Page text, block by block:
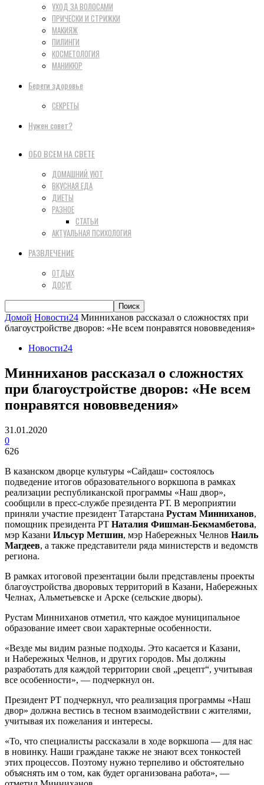
УХОД ЗА ВОЛОСАМИ
ПРИЧЕСКИ И СТРИЖКИ
МАКИЯЖ
ПИЛИНГИ
КОСМЕТОЛОГИЯ
МАНИКЮР
Береги здоровье
СЕКРЕТЫ
Нужен совет?
ОБО ВСЕМ НА СВЕТЕ
ДОМАШНИЙ УЮТ
ВКУСНАЯ ЕДА
ДИЕТЫ
РАЗНОЕ
СТАТЬИ
АКТУАЛЬНАЯ ПСИХОЛОГИЯ
РАЗВЛЕЧЕНИЕ
ОТДЫХ
ДОСУГ
Домой Новости24 Минниханов рассказал о сложностях при
благоустройстве дворов: «Не всем понравятся нововведения»
Новости24
Минниханов рассказал о сложностях
при благоустройстве дворов: «Не всем
понравятся нововведения»
31.01.2020
0
626
В казанском дворце культуры «Сайдаш» состоялось
подведение итогов образовательного воркшопа в рамках
реализации республиканской программы «Наш двор»,
сообщили в пресс-службе президента РТ. В мероприятии
приняли участие президент Татарстана Рустам Минниханов,
помощник президента РТ Наталия Фишман-Бекмамбетова,
мэр Казани Ильсур Метшин, мэр Набережных Челнов Наиль
Магдеев, а также представители ряда министерств и ведомств
региона.
В рамках итоговой презентации были представлены проекты
благоустройства дворовых территорий в Казани, Набережных
Челнах, Альметьевске и Арске (сельские дворы).
Рустам Минниханов отметил, что каждое муниципальное
образование имеет свои характерные особенности.
«Везде мы видим разные подходы. Это касается и Казани,
и Набережных Челнов, и других городов. Мы должны
разработать для каждой территории свой „рецепт“, учитывая
все особенности», — подчеркнул он.
Президент РТ подчеркнул, что реализация программы «Наш
двор» должна вестись в тесном взаимодействии с жителями,
учитывая их пожелания и интересы.
«То, что специалисты рассказали в ходе воркшопа — для нас
в новинку. Наши граждане также не знают всех тонкостей
этих процессов. Поэтому нужно терпеливо и обстоятельно
объяснять им о том, как будет организована работа», —